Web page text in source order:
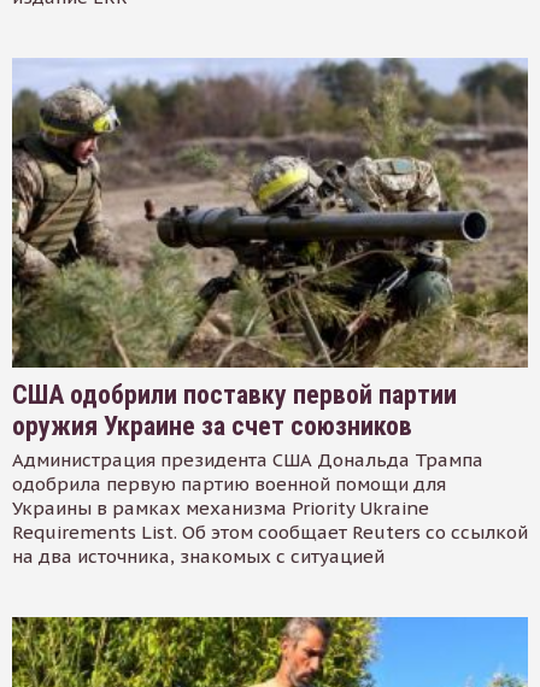
США одобрили поставку первой партии
оружия Украине за счет союзников
Администрация президента США Дональда Трампа
одобрила первую партию военной помощи для
Украины в рамках механизма Priority Ukraine
Requirements List. Об этом сообщает Reuters со ссылкой
на два источника, знакомых с ситуацией